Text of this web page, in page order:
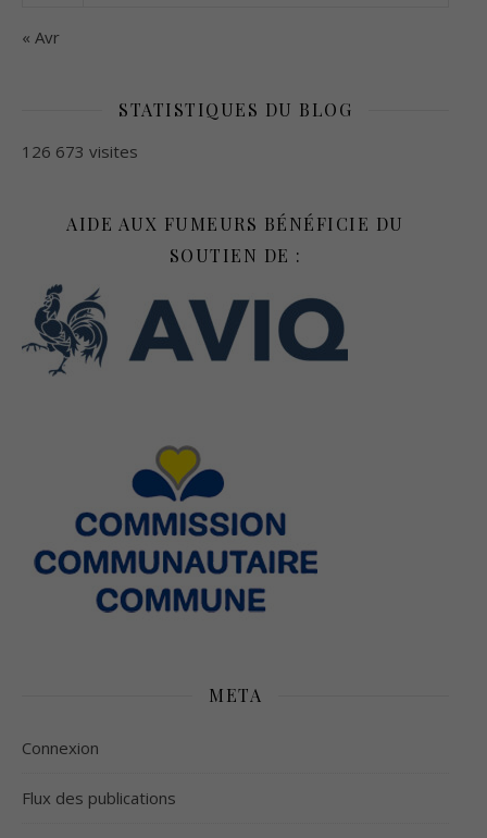
« Avr
STATISTIQUES DU BLOG
126 673 visites
AIDE AUX FUMEURS BÉNÉFICIE DU
SOUTIEN DE :
META
Connexion
Flux des publications